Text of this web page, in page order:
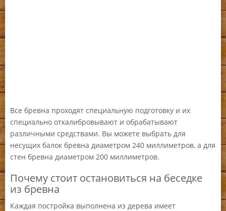
Все бревна проходят специальную подготовку и их
специально откалибровывают и обрабатывают
различными средствами. Вы можете выбрать для
несущих балок бревна диаметром 240 миллиметров, а для
стен бревна диаметром 200 миллиметров.
Почему стоит остановиться на беседке
из бревна
Каждая постройка выполнена из дерева имеет